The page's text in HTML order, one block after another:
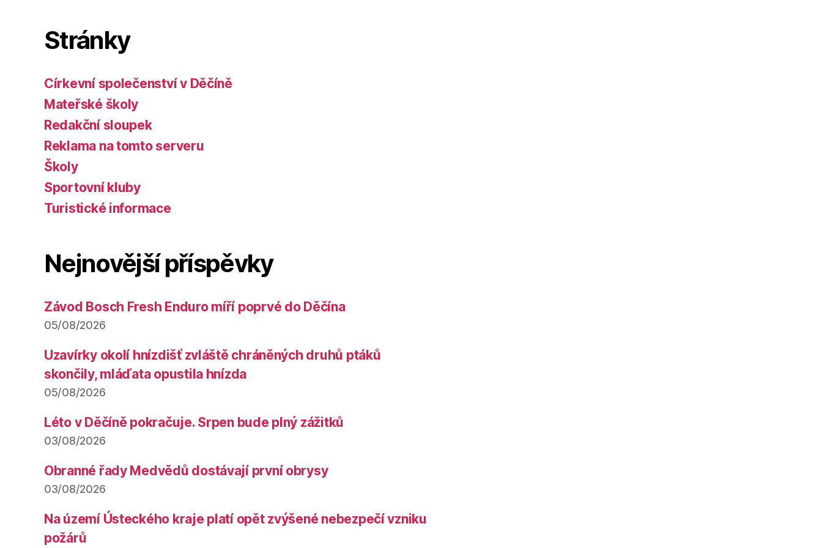
Stránky
Církevní společenství v Děčíně
Mateřské školy
Redakční sloupek
Reklama na tomto serveru
Školy
Sportovní kluby
Turistické informace
Nejnovější příspěvky
Závod Bosch Fresh Enduro míří poprvé do Děčína
05/08/2026
Uzavírky okolí hnízdišť zvláště chráněných druhů ptáků
skončily, mláďata opustila hnízda
05/08/2026
Léto v Děčíně pokračuje. Srpen bude plný zážitků
03/08/2026
Obranné řady Medvědů dostávají první obrysy
03/08/2026
Na území Ústeckého kraje platí opět zvýšené nebezpečí vzniku
požárů